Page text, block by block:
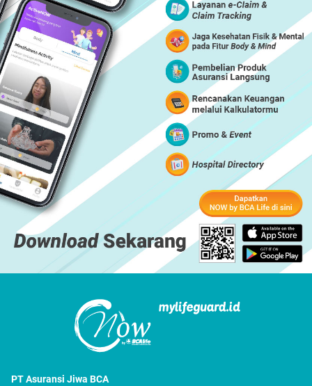
PT Asuransi Jiwa BCA